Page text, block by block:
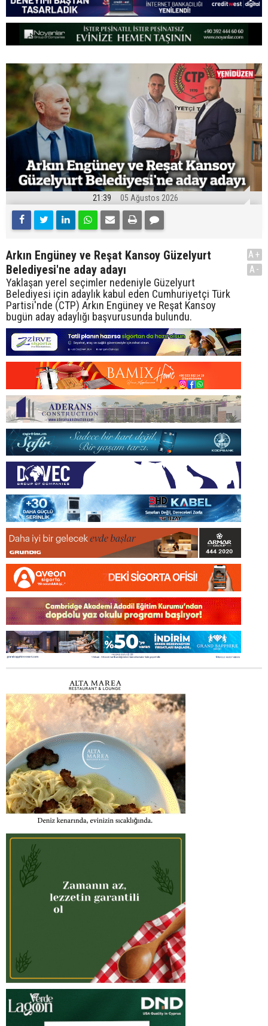
21:39 05 Ağustos 2026
Arkın Engüney ve Reşat Kansoy Güzelyurt
Belediyesi'ne aday adayı
Yaklaşan yerel seçimler nedeniyle Güzelyurt
Belediyesi için adaylık kabul eden Cumhuriyetçi Türk
Partisi'nde (CTP) Arkın Engüney ve Reşat Kansoy
bugün aday adaylığı başvurusunda bulundu.
A+
A-